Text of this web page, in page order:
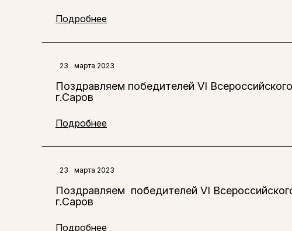
Подробнее
23 марта 2023
Поздравляем победителей VI
г.Саров
Подробнее
23 марта 2023
Поздравляем победителей VI
г.Саров
Подробнее